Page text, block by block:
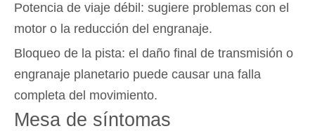
Potencia de viaje débil: sugiere problemas con el
motor o la reducción del engranaje.
Bloqueo de la pista: el daño final de transmisión o
engranaje planetario puede causar una falla
completa del movimiento.
Mesa de síntomas